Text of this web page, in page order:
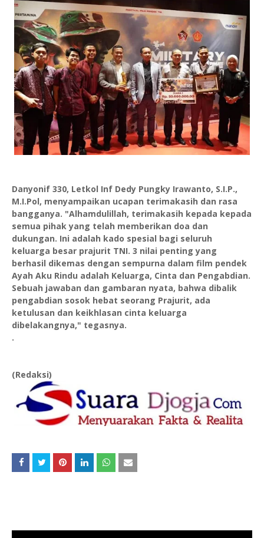
Danyonif 330, Letkol Inf Dedy Pungky Irawanto, S.I.P.,
M.I.Pol, menyampaikan ucapan terimakasih dan rasa
bangganya. "Alhamdulillah, terimakasih kepada kepada
semua pihak yang telah memberikan doa dan
dukungan. Ini adalah kado spesial bagi seluruh
keluarga besar prajurit TNI. 3 nilai penting yang
berhasil dikemas dengan sempurna dalam film pendek
Ayah Aku Rindu adalah Keluarga, Cinta dan Pengabdian.
Sebuah jawaban dan gambaran nyata, bahwa dibalik
pengabdian sosok hebat seorang Prajurit, ada
ketulusan dan keikhlasan cinta keluarga
dibelakangnya," tegasnya.
.
(Redaksi)